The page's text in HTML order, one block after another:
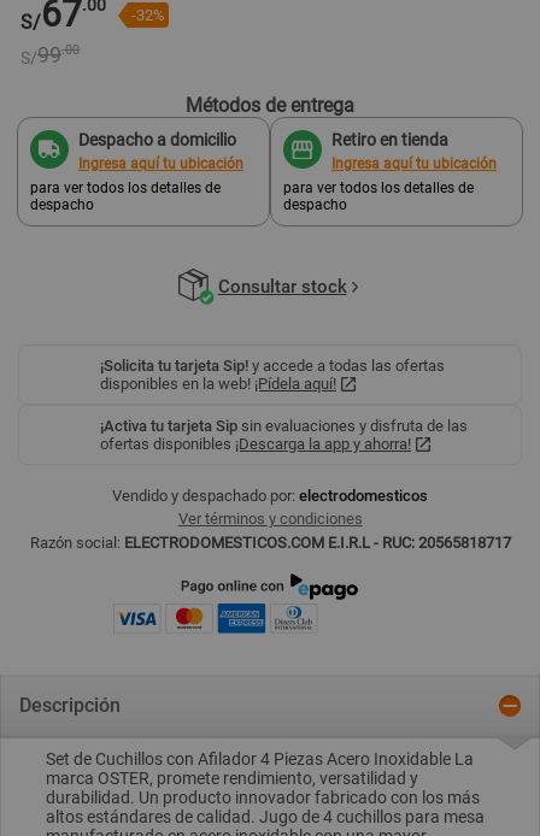
S/67.00 -32%
S/99.00
Métodos de entrega
Despacho a domicilio
Ingresa aquí tu ubicación
para ver todos los detalles de
despacho
Retiro en tienda
Ingresa aquí tu ubicación
para ver todos los detalles de
despacho
Consultar stock
¡Solicita tu tarjeta Sip! y accede a todas las ofertas
disponibles en la web! ¡Pídela aquí!
¡Activa tu tarjeta Sip sin evaluaciones y disfruta de las
ofertas disponibles ¡Descarga la app y ahorra!
Vendido y despachado por: electrodomesticos
Ver términos y condiciones
Razón social: ELECTRODOMESTICOS.COM E.I.R.L - RUC: 20565818717
Descripción
Set de Cuchillos con Afilador 4 Piezas Acero Inoxidable La
marca OSTER, promete rendimiento, versatilidad y
durabilidad. Un producto innovador fabricado con los más
altos estándares de calidad. Jugo de 4 cuchillos para mesa